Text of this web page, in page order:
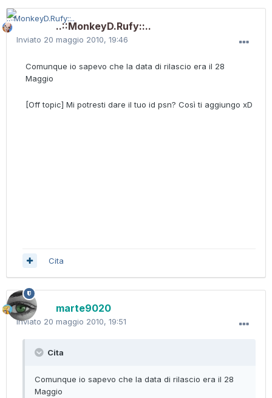
..::MonkeyD.Rufy::..
Inviato 20 maggio 2010, 19:46
Comunque io sapevo che la data di rilascio era il 28
Maggio
[Off topic] Mi potresti dare il tuo id psn? Così ti aggiungo xD
Cita
marte9020
Inviato 20 maggio 2010, 19:51
Cita
Comunque io sapevo che la data di rilascio era il 28
Maggio